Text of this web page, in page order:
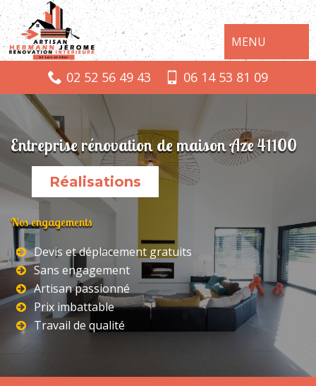
MENU
02 52 56 49 43 06 14 53 81 09
Entreprise rénovation de maison Aze 41100
Réalisations
Nos engagements
Devis et déplacement gratuits
Sans engagement
Artisan passionné
Prix imbattable
Travail de qualité